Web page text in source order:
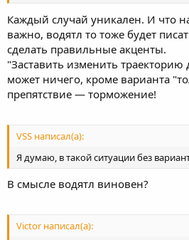
Каждый случай уникален. И что
важно, водятл то тоже будет
сделать правильные акценты.
"Заставить изменить
может ничего, кроме варианта
препятствие — торможение!
VSS написал(а):
Я думаю, в такой ситуации без
В смысле водятл виновен?
Victor написал(а):